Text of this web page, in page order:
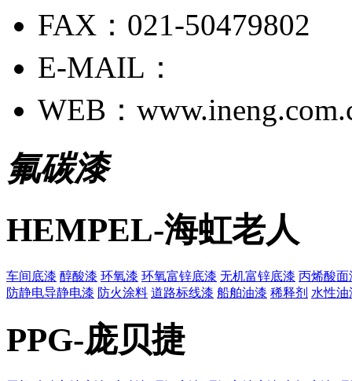
FAX：021-50479802
E-MAIL：
WEB：
氟碳漆
HEMPEL-海虹老人
车间底漆 醇酸漆 环氧漆 环氧富锌底漆 无机富锌底漆 丙烯酸面
防静电导静电漆 防火涂料 道路标线漆 船舶油漆 稀释剂 水性油
PPG-庞贝捷